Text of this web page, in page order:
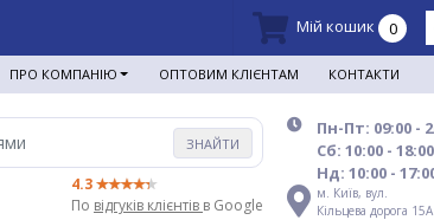
Мій кошик 0
ПРО КОМПАНІЮ ОПТОВИМ КЛІЄНТАМ КОНТАКТИ
ЗНАЙТИ
4.3
По відгуків клієнтів в Google
Пн-Пт: 09:00 -
Сб: 10:00 - 18:00
Нд: 10:00 -
м. Київ, вул.
Кільцева дорога 15А